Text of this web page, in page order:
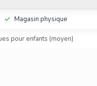
Magasin physique
pour enfants (moyen)